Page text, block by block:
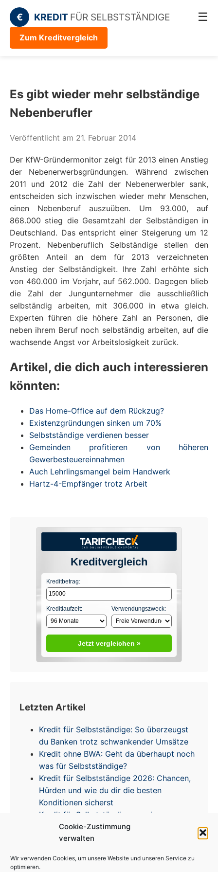
Cookie-Zustimmung
verwalten
Wir verwenden Cookies, um unsere Website und unseren Service zu
optimieren.
€ KREDIT FÜR SELBSTSTÄNDIGE ☰
Zum Kreditvergleich
Es gibt wieder mehr selbständige
Nebenberufler
Veröffentlicht am 21. Februar 2014
Der KfW-Gründermonitor zeigt für 2013 einen Anstieg
der Nebenerwerbsgründungen. Während zwischen
2011 und 2012 die Zahl der Nebenerwerbler sank,
entscheiden sich inzwischen wieder mehr Menschen,
einen Nebenberuf auszuüben. Um 93.000, auf
868.000 stieg die Gesamtzahl der Selbständigen in
Deutschland. Das entspricht einer Steigerung um 12
Prozent. Nebenberuflich Selbständige stellen den
größten Anteil an dem für 2013 verzeichneten
Anstieg der Selbständigkeit. Ihre Zahl erhöhte sich
von 460.000 im Vorjahr, auf 562.000. Dagegen blieb
die Zahl der Jungunternehmer die ausschließlich
selbständig arbeiten, mit 306.000 in etwa gleich.
Experten führen die höhere Zahl an Personen, die
neben ihrem Beruf noch selbständig arbeiten, auf die
wachsende Angst vor Arbeitslosigkeit zurück.
Artikel, die dich auch interessieren
könnten:
Das Home-Office auf dem Rückzug?
Existenzgründungen sinken um 70%
Selbstständige verdienen besser
Gemeinden profitieren von höheren
Gewerbesteuereinnahmen
Auch Lehrlingsmangel beim Handwerk
Hartz-4-Empfänger trotz Arbeit
Kreditvergleich
Kreditbetrag:
Kreditlaufzeit: Verwendungszweck:
Jetzt vergleichen »
Letzten Artikel
Kredit für Selbstständige: So überzeugst
du Banken trotz schwankender Umsätze
Kredit ohne BWA: Geht da überhaupt noch
was für Selbstständige?
Kredit für Selbstständige 2026: Chancen,
Hürden und wie du dir die besten
Konditionen sicherst
Kredit für Selbstständige – meine
Erfahrungen & Tipps zur Zinsentwicklung